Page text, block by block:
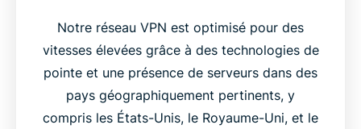
Notre réseau VPN est optimisé pour des
vitesses élevées grâce à des technologies de
pointe et une présence de serveurs dans des
pays géographiquement pertinents, y
compris les États-Unis, le Royaume-Uni, et le